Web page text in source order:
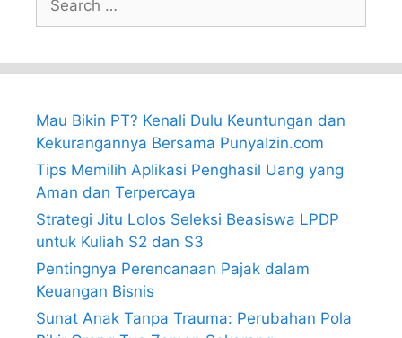
for:
Mau Bikin PT? Kenali Dulu Keuntungan dan
Kekurangannya Bersama PunyaIzin.com
Tips Memilih Aplikasi Penghasil Uang yang
Aman dan Terpercaya
Strategi Jitu Lolos Seleksi Beasiswa LPDP
untuk Kuliah S2 dan S3
Pentingnya Perencanaan Pajak dalam
Keuangan Bisnis
Sunat Anak Tanpa Trauma: Perubahan Pola